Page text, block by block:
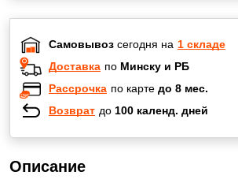
Самовывоз сегодня на 1 складе
Доставка по Минску и РБ
Рассрочка по карте до 8 мес.
Возврат до 100 календ. дней
Описание